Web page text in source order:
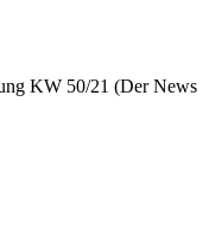
KW 50/21 (Der News